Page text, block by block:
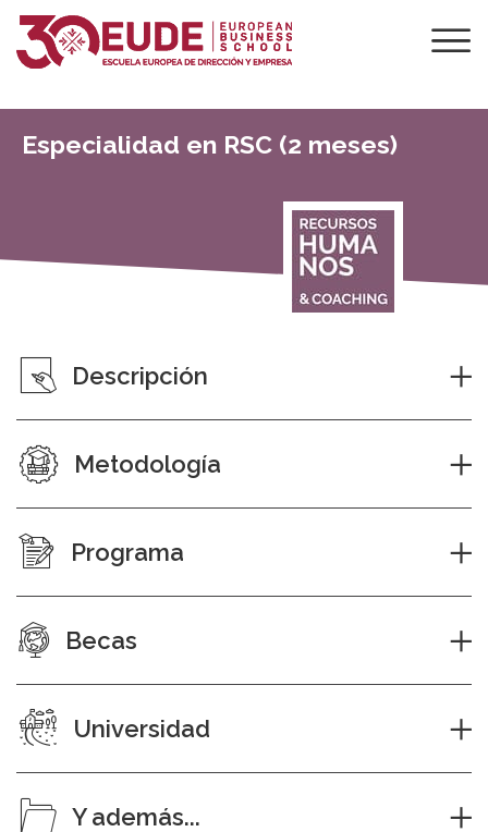
Especialidad en RSC (2 meses)
Descripción
Metodología
Programa
Becas
Universidad
Y además...